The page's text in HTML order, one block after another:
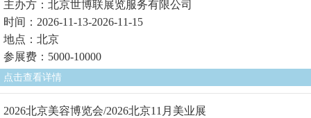
主办方：北京世博联展览服务有限公司
时间：2026-11-13-2026-11-15
地点：北京
参展费：5000-10000
点击查看详情
2026北京美容博览会/2026北京11月美业展